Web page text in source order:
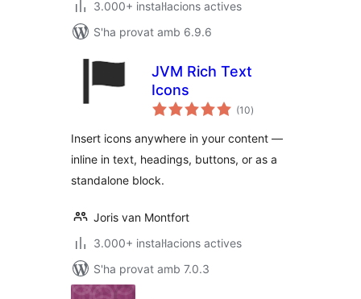
3.000+ instal·lacions actives
S'ha provat amb 6.9.6
JVM Rich Text
Icons
(10puntuacions
totals
)
Insert icons anywhere in your content —
inline in text, headings, buttons, or as a
standalone block.
Joris van Montfort
3.000+ instal·lacions actives
S'ha provat amb 7.0.3